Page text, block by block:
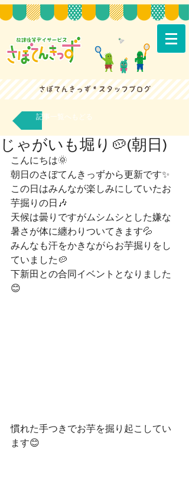
記事一覧へもどる
じゃがいも堀り🥔(朝日)
こんにちは🌞
朝日のさぼてんきっずから更新です✨
この日はみんなが楽しみにしていたお
芋掘りの日🎶
天候は曇りですがムシムシとした嫌な
暑さが体に纏わりついてきます💦
みんなも汗をかきながらお芋掘りをし
ていました🥔
下新田との合同イベントとなりました
😊
慣れた手つきでお芋を掘り起こしてい
ます😊